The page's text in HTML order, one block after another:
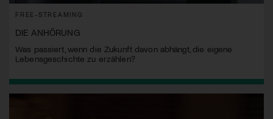
FREE-STREAMING
DIE ANHÖRUNG
Was passiert, wenn die Zukunft davon abhängt, die eigene
Lebensgeschichte zu erzählen?